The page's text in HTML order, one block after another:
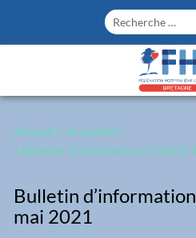
Accueil » Actualités
» Bulletin d’information COVID-
Bulletin
mai 2021
Panneau de gestion des cookies